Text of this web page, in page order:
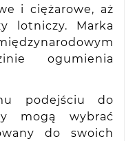
i ciężarowe, aż
lotniczy. Marka
ogumienia
podejściu do
mogą wybrać
do swoich